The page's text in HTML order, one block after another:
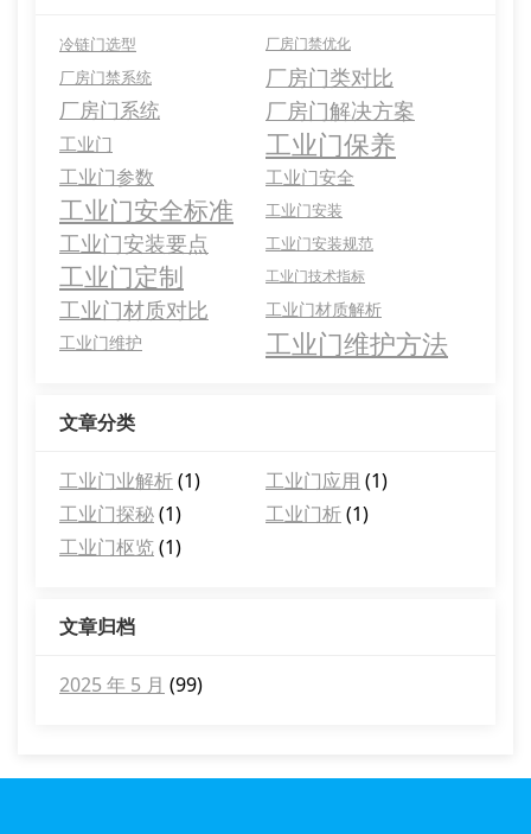
冷链门选型 厂房门禁优化
厂房门禁系统 厂房门类对比
厂房门系统 厂房门解决方案
工业门 工业门保养
工业门参数 工业门安全
工业门安全标准 工业门安装
工业门安装要点 工业门安装规范
工业门定制 工业门技术指标
工业门材质对比
工业门材质解析
工业门维护
工业门维护方法
文章分类
工业门业解析(1) 工业门应用 (1)
工业门探秘(1) 工业门析(1)
工业门枢览(1)
文章归档
2025 年 5 月 (99)